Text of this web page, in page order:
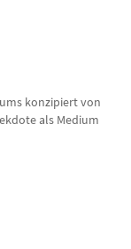
konzipiert von
als Medium